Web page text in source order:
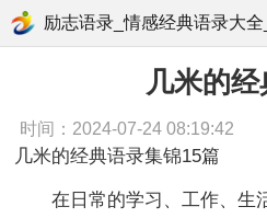
励志语录_情感经典语录大全
几米的
时间：2024-07-24 08:19:42
几米的经典语录集锦15篇
在日常的学习、工作、生